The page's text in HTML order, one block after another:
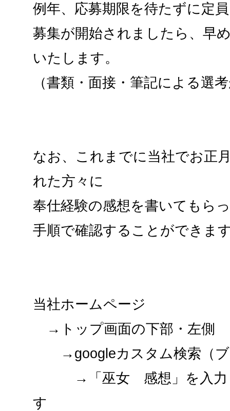
例年、応募期限を待たずに定
募集が開始されましたら、早
いたします。
（書類・面接・筆記による選
なお、これまでに当社でお正
れた方々に
奉仕経験の感想を書いてもら
手順で確認することができま
当社ホームページ
→トップ画面の下部・左側
→googleカスタム検索（ブ
→「巫女 感想」を入力し
す